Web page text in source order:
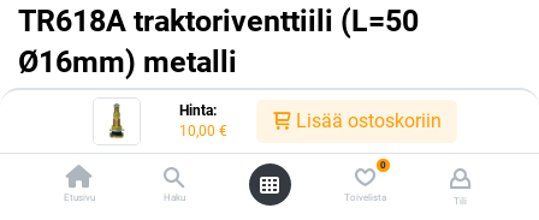
Hinta:
10,00 € Lisää ostoskoriin
Etusivu Haku
0
Toivelista Tili
TR618A traktoriventtiili (L=50
Ø16mm) metalli
Tuotekoodi: 305620
€ / kpl
Toimittajilla (kotimaa): Saatavilla